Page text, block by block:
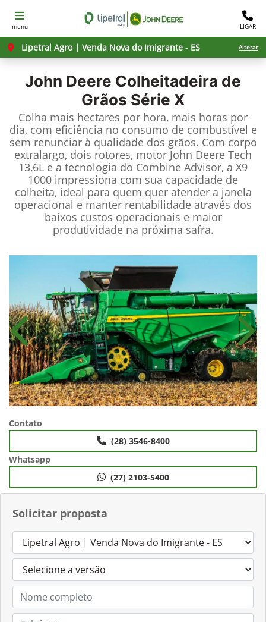
menu LIGAR
Lipetral Agro | Venda Nova do Imigrante - ES Alterar
John Deere Colheitadeira de
Grãos Série X
Colha mais hectares por hora, mais horas por
dia, com eficiência no consumo de combustível e
sem renunciar à qualidade dos grãos. Com corpo
extralargo, dois rotores, motor John Deere Tech
13,6L e a tecnologia do Combine Advisor, a X9
1000 impressiona com sua capacidade de
colheita, ideal para quem quer atender a janela
operacional e manter rentabilidade através dos
baixos custos operacionais e maior
produtividade na próxima safra.
Solicitar proposta
Anterior
Contato
(28) 3546-8400
Whatsapp
(27) 2103-5400